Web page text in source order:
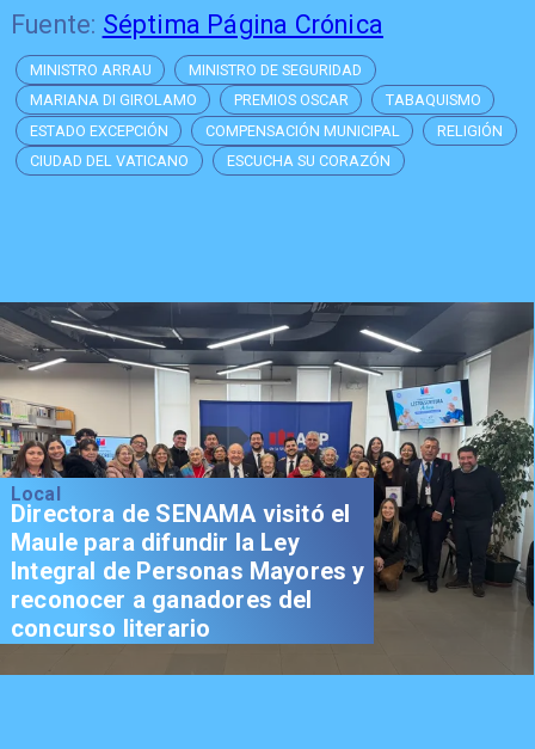
Fuente: Séptima Página Crónica
MINISTRO ARRAU
MINISTRO DE SEGURIDAD
MARIANA DI GIROLAMO
PREMIOS OSCAR
TABAQUISMO
ESTADO EXCEPCIÓN
COMPENSACIÓN MUNICIPAL
RELIGIÓN
CIUDAD DEL VATICANO
ESCUCHA SU CORAZÓN
Local
Directora de SENAMA visitó el
Maule para difundir la Ley
Integral de Personas Mayores y
reconocer a ganadores del
concurso literario